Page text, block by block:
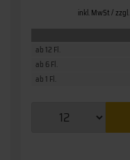
inkl. MwSt. / zzgl.
ab 1 Fl.
ab 6 Fl.
ab 12 Fl.